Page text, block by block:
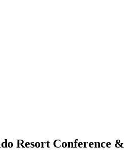
Resort Conference &